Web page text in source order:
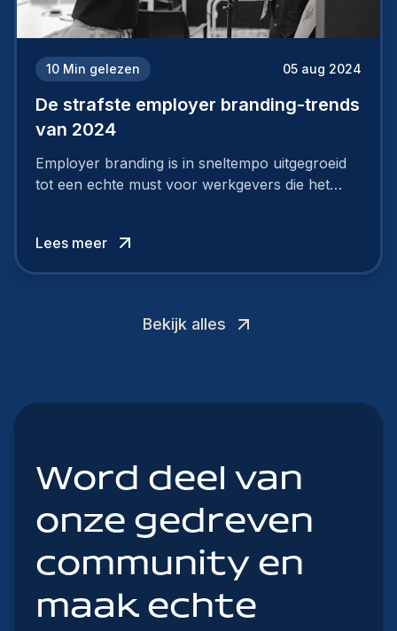
10 Min gelezen 05 aug 2024
De strafste employer branding-trends
van 2024
Employer branding is in sneltempo uitgegroeid
tot een echte must voor werkgevers die het
Lees meer
Bekijk alles
Word deel van
onze gedreven
community en
maak echte